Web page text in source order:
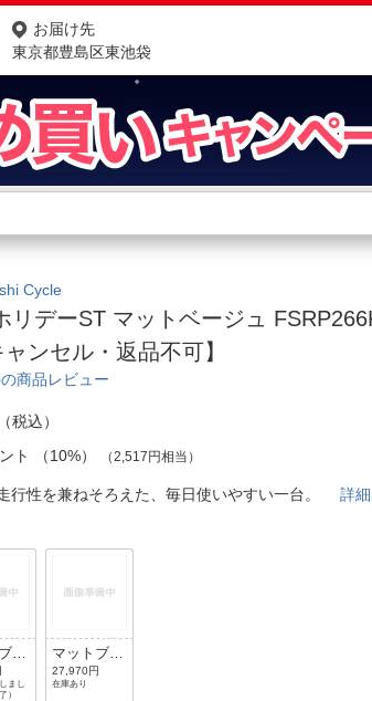
お届け先
東京都豊島区東池袋
をさがす
キングからさがす
ゴリ一覧からさがす
様サポート
用ガイド
ある質問・お問合せ
用規約
Cycle
リデーST マットベージュ
ンセル・返品不可】
商品レビュー
（税込）
ト （10%） （2,517円相当）
行性を兼ねそろえた、毎日使いやすい一台。詳細
ラ
まし
）
マットブル
ーグレー
27,970円
在庫あり